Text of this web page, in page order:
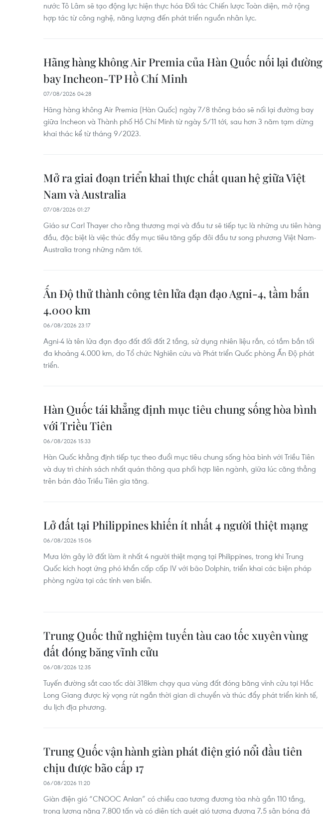
nước Tô Lâm sẽ tạo động lực hiện thực hóa Đối tác Chiến lược Toàn diện, mở rộng
hợp tác từ công nghệ, năng lượng đến phát triển nguồn nhân lực.
Hãng hàng không Air Premia của Hàn Quốc nối lại đường
bay Incheon-TP Hồ Chí Minh
07/08/2026 04:28
Hãng hàng không Air Premia (Hàn Quốc) ngày 7/8 thông báo sẽ nối lại đường bay
giữa Incheon và Thành phố Hồ Chí Minh từ ngày 5/11 tới, sau hơn 3 năm tạm dừng
khai thác kể từ tháng 9/2023.
Mở ra giai đoạn triển khai thực chất quan hệ giữa Việt
Nam và Australia
07/08/2026 01:27
Giáo sư Carl Thayer cho rằng thương mại và đầu tư sẽ tiếp tục là những ưu tiên hàng
đầu, đặc biệt là việc thúc đẩy mục tiêu tăng gấp đôi đầu tư song phương Việt Nam-
Australia trong những năm tới.
Ấn Độ thử thành công tên lửa đạn đạo Agni-4, tầm bắn
4.000 km
06/08/2026 23:17
Agni-4 là tên lửa đạn đạo đất đối đất 2 tầng, sử dụng nhiên liệu rắn, có tầm bắn tối
đa khoảng 4.000 km, do Tổ chức Nghiên cứu và Phát triển Quốc phòng Ấn Độ phát
triển.
Hàn Quốc tái khẳng định mục tiêu chung sống hòa bình
với Triều Tiên
06/08/2026 15:33
Hàn Quốc khẳng định tiếp tục theo đuổi mục tiêu chung sống hòa bình với Triều Tiên
và duy trì chính sách nhất quán thông qua phối hợp liên ngành, giữa lúc căng thẳng
trên bán đảo Triều Tiên gia tăng.
Lở đất tại Philippines khiến ít nhất 4 người thiệt mạng
06/08/2026 15:06
Mưa lớn gây lở đất làm ít nhất 4 người thiệt mạng tại Philippines, trong khi Trung
Quốc kích hoạt ứng phó khẩn cấp cấp IV với bão Dolphin, triển khai các biện pháp
phòng ngừa tại các tỉnh ven biển.
Trung Quốc thử nghiệm tuyến tàu cao tốc xuyên vùng
đất đóng băng vĩnh cửu
06/08/2026 12:35
Tuyến đường sắt cao tốc dài 318km chạy qua vùng đất đóng băng vĩnh cửu tại Hắc
Long Giang được kỳ vọng rút ngắn thời gian di chuyển và thúc đẩy phát triển kinh tế,
du lịch địa phương.
Trung Quốc vận hành giàn phát điện gió nổi đầu tiên
chịu được bão cấp 17
06/08/2026 11:20
Giàn điện gió “CNOOC Anlan” có chiều cao tương đương tòa nhà gần 110 tầng,
trọng lượng nặng 7.800 tấn và có diện tích quét gió tương đương 7,5 sân bóng đá